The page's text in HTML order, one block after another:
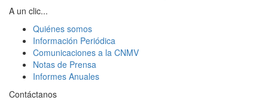
A un clic...
Quiénes somos
Información Periódica
Comunicaciones a la CNMV
Notas de Prensa
Informes Anuales
Contáctanos